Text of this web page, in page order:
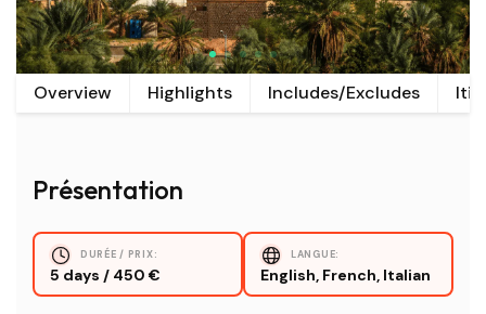
Overview Highlights Includes/Excludes
Présentation
DURÉE / PRIX:
5 days / 450 €
LANGUE:
English, French, Italian